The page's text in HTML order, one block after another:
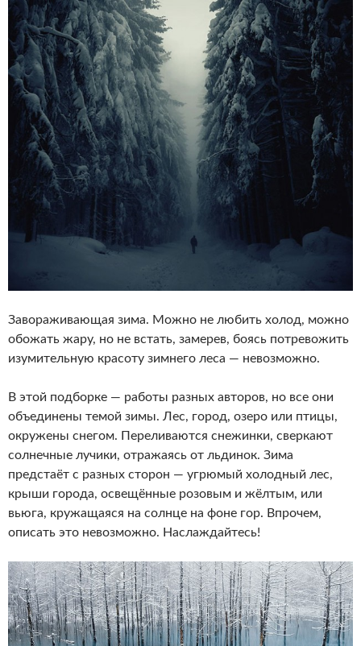
Завораживающая зима. Можно не любить холод, можно
обожать жару, но не встать, замерев, боясь потревожить
изумительную красоту зимнего леса — невозможно.
В этой подборке — работы разных авторов, но все они
объединены темой зимы. Лес, город, озеро или птицы,
окружены снегом. Переливаются снежинки, сверкают
солнечные лучики, отражаясь от льдинок. Зима
предстаёт с разных сторон — угрюмый холодный лес,
крыши города, освещённые розовым и жёлтым, или
вьюга, кружащаяся на солнце на фоне гор. Впрочем,
описать это невозможно. Наслаждайтесь!